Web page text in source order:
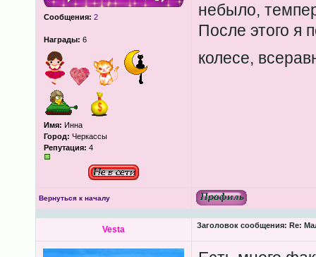
Сообщения: 2
Награды: 6
Имя: Инна
Город: Черкассы
Репутация: 4
небыло,
После этого я
колесе,
Вернуться к началу
Vesta Заголовок сообщения: Re: